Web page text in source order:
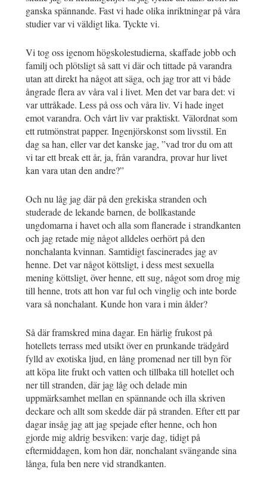
ganska spännande. Fast vi hade olika inriktningar på våra
studier var vi väldigt lika. Tyckte vi.
Vi tog oss igenom högskolestudierna, skaffade jobb och
familj och plötsligt så satt vi där och tittade på varandra
utan att direkt ha något att säga, och jag tror att vi både
ångrade flera av våra val i livet. Men det var bara det: vi
var uttråkade. Less på oss och våra liv. Vi hade inget
emot varandra. Och vårt liv var praktiskt. Välordnat som
ett rutmönstrat papper. Ingenjörskonst som livsstil. En
dag sa han, eller var det kanske jag, ”vad tror du om att
vi tar ett break ett år, ja, från varandra, provar hur livet
kan vara utan den andre?”
Och nu låg jag där på den grekiska stranden och
studerade de lekande barnen, de bollkastande
ungdomarna i havet och alla som flanerade i strandkanten
och jag retade mig något alldeles oerhört på den
nonchalanta kvinnan. Samtidigt fascinerades jag av
henne. Det var något köttsligt, i dess mest sexuella
mening köttsligt, över henne, ett sug, något som drog mig
till henne, trots att hon var ful och vinglig och inte borde
vara så nonchalant. Kunde hon vara i min ålder?
Så där framskred mina dagar. En härlig frukost på
hotellets terrass med utsikt över en prunkande trädgård
fylld av exotiska ljud, en lång promenad ner till byn för
att köpa lite frukt och vatten och tillbaka till hotellet och
ner till stranden, där jag låg och delade min
uppmärksamhet mellan en spännande och illa skriven
deckare och allt som skedde där på stranden. Efter ett par
dagar insåg jag att jag spejade efter henne, och hon
gjorde mig aldrig besviken: varje dag, tidigt på
eftermiddagen, kom hon där, nonchalant svängande sina
långa, fula ben nere vid strandkanten.